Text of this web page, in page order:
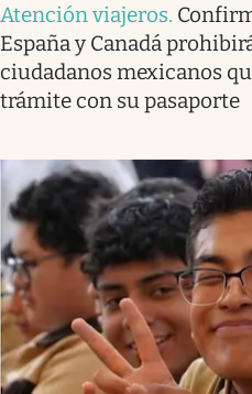
Atención viajeros.
España y Canadá
ciudadanos mexicanos
trámite con su pasaporte